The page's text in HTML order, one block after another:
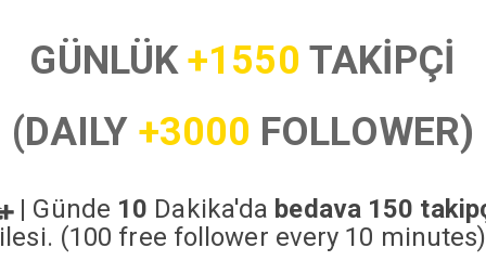
GÜNLÜK+1550 TAKİPÇİ
(DAILY +3000 FOLLOWER)
| Günde 10 Dakika'da bedava 150
(100 free follower every 10 minutes)